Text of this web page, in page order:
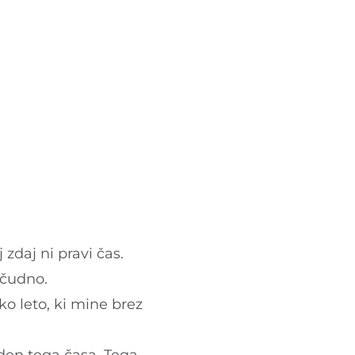
ni pravi čas.
leto, ki mine brez